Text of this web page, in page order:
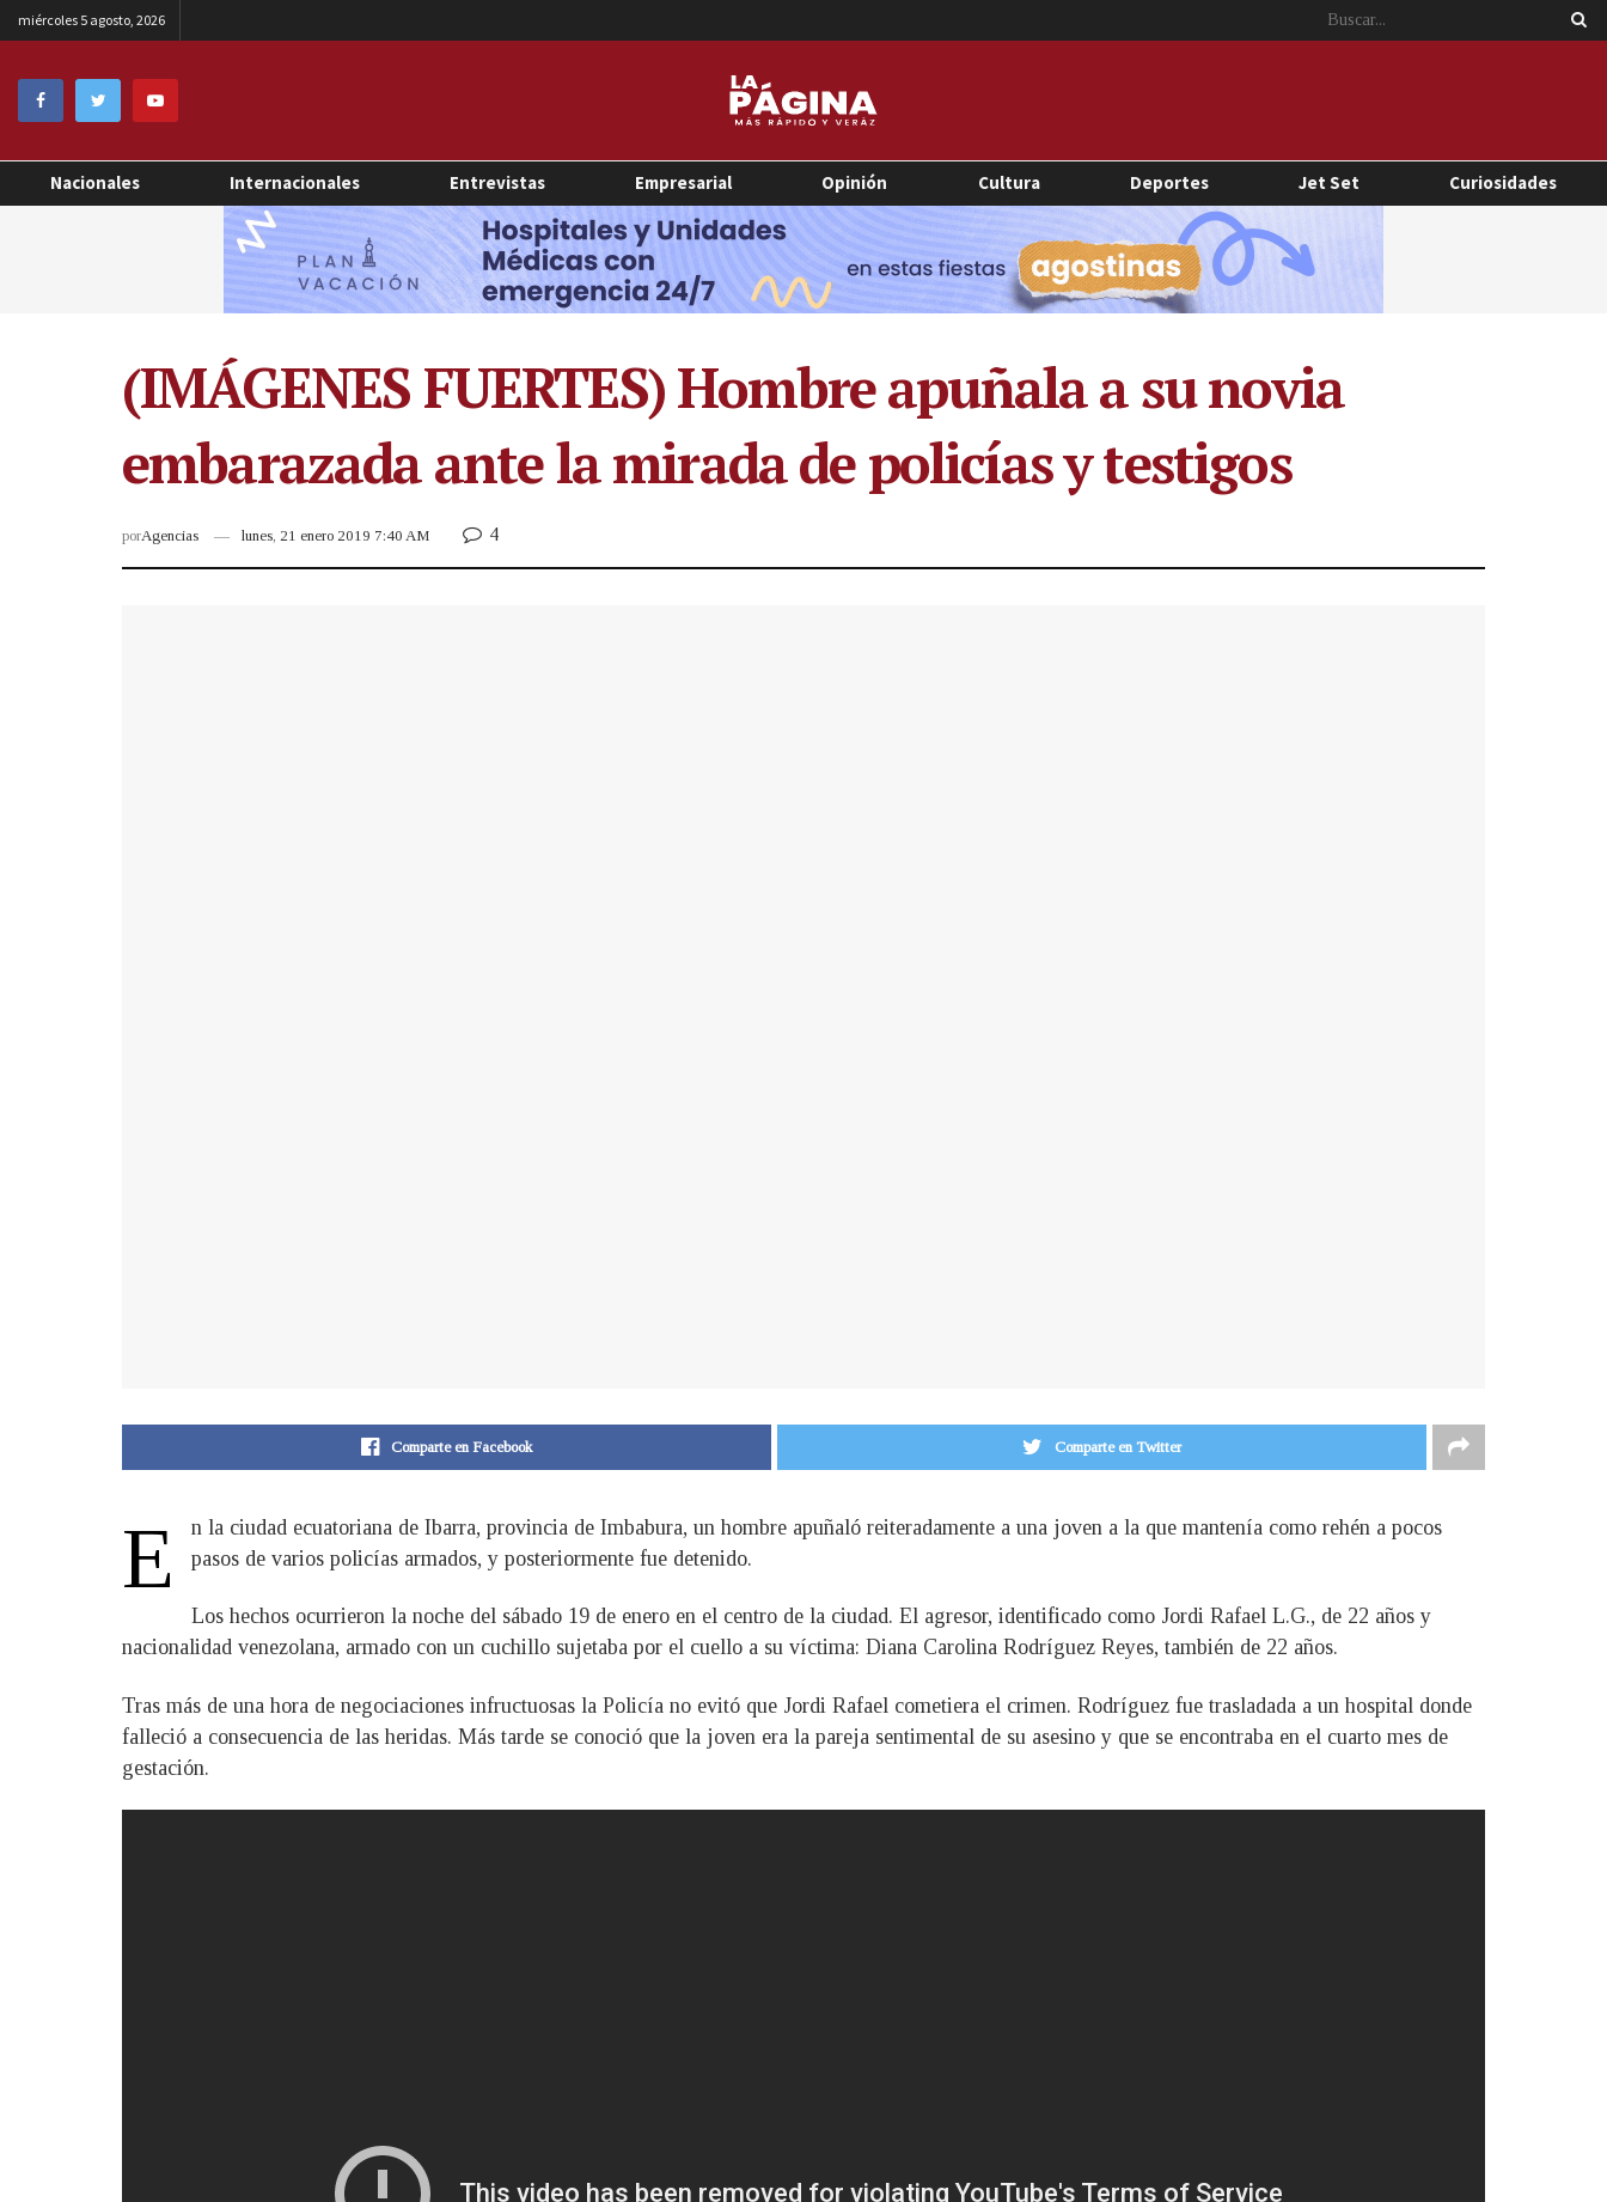
miércoles 5 agosto, 2026
Nacionales Internacionales Entrevistas Empresarial Opinión Cultura Deportes Jet Set Curiosidades
(IMÁGENES FUERTES) Hombre apuñala a su novia
embarazada ante la mirada de policías y testigos
porAgencias lunes, 21 enero 2019 7:40 AM 4
Comparte en Facebook Comparte en Twitter
E
n la ciudad ecuatoriana de Ibarra, provincia de Imbabura, un hombre apuñaló reiteradamente a una joven a la que mantenía como rehén a pocos
pasos de varios policías armados, y posteriormente fue detenido.
Los hechos ocurrieron la noche del sábado 19 de enero en el centro de la ciudad. El agresor, identificado como Jordi Rafael L.G., de 22 años y
nacionalidad venezolana, armado con un cuchillo sujetaba por el cuello a su víctima: Diana Carolina Rodríguez Reyes, también de 22 años.
Tras más de una hora de negociaciones infructuosas la Policía no evitó que Jordi Rafael cometiera el crimen. Rodríguez fue trasladada a un hospital donde
falleció a consecuencia de las heridas. Más tarde se conoció que la joven era la pareja sentimental de su asesino y que se encontraba en el cuarto mes de
gestación.